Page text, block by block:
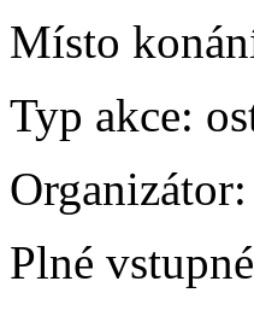
Místo
Typ akce:
Organizátor:
Plné